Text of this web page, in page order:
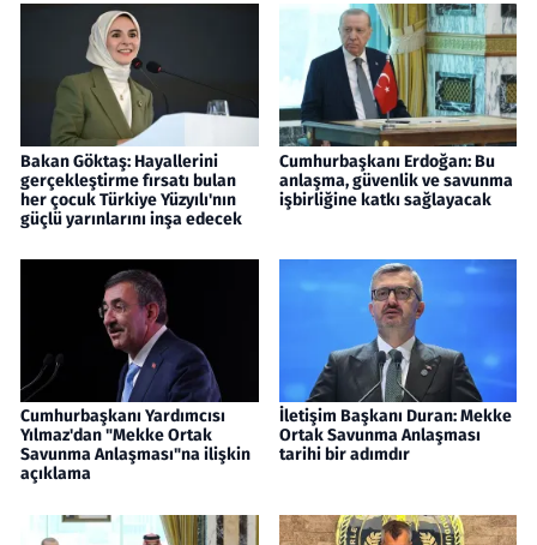
Bakan Göktaş: Hayallerini
gerçekleştirme fırsatı bulan
her çocuk Türkiye Yüzyılı'nın
güçlü yarınlarını inşa edecek
Cumhurbaşkanı Erdoğan: Bu
anlaşma, güvenlik ve savunma
işbirliğine katkı sağlayacak
Cumhurbaşkanı Yardımcısı
Yılmaz'dan "Mekke Ortak
Savunma Anlaşması"na ilişkin
açıklama
İletişim Başkanı Duran: Mekke
Ortak Savunma Anlaşması
tarihi bir adımdır